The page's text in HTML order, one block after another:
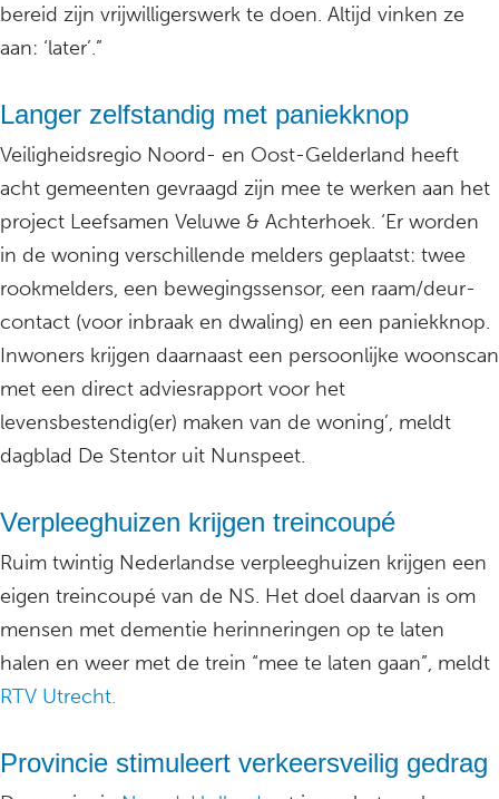
bereid zijn vrijwilligerswerk te doen. Altijd vinken ze
aan: ‘later’.”
Langer zelfstandig met paniekknop
Veiligheidsregio Noord- en Oost-Gelderland heeft
acht gemeenten gevraagd zijn mee te werken aan het
project Leefsamen Veluwe & Achterhoek. ‘Er worden
in de woning verschillende melders geplaatst: twee
rookmelders, een bewegingssensor, een raam/deur-
contact (voor inbraak en dwaling) en een paniekknop.
Inwoners krijgen daarnaast een persoonlijke woonscan
met een direct adviesrapport voor het
levensbestendig(er) maken van de woning’, meldt
dagblad De Stentor uit Nunspeet.
Verpleeghuizen krijgen treincoupé
Ruim twintig Nederlandse verpleeghuizen krijgen een
eigen treincoupé van de NS. Het doel daarvan is om
mensen met dementie herinneringen op te laten
halen en weer met de trein “mee te laten gaan”, meldt
RTV Utrecht.
Provincie stimuleert verkeersveilig gedrag